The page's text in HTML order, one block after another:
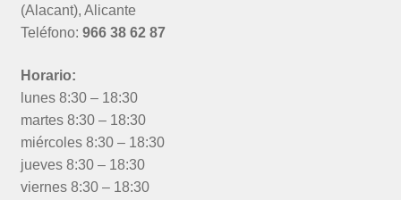
(Alacant), Alicante
Teléfono: 966 38 62 87
Horario:
lunes 8:30 – 18:30
martes 8:30 – 18:30
miércoles 8:30 – 18:30
jueves 8:30 – 18:30
viernes 8:30 – 18:30